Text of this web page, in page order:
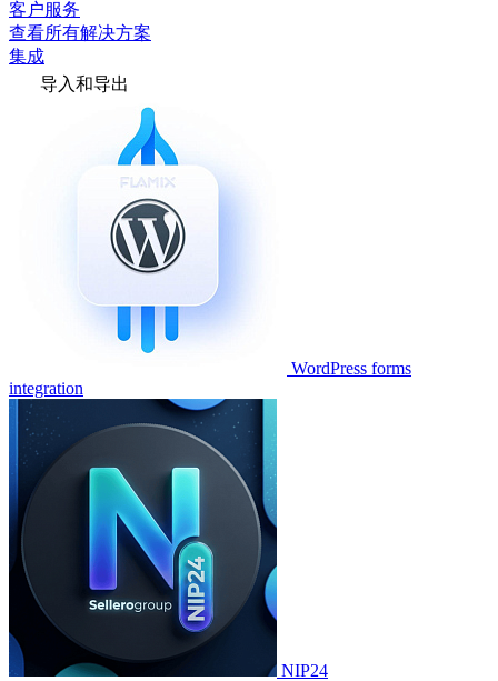
客户服务
查看所有解决方案
集成
导入和导出
WordPress forms
integration
NIP24